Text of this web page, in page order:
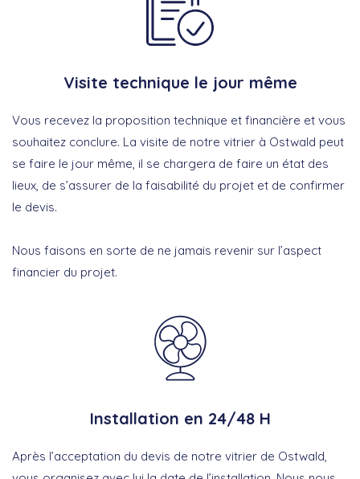
Visite technique le jour même
Vous recevez la proposition technique et financière et vous
souhaitez conclure. La visite de notre vitrier à Ostwald peut
se faire le jour même, il se chargera de faire un état des
lieux, de s’assurer de la faisabilité du projet et de confirmer
le devis.
Nous faisons en sorte de ne jamais revenir sur l’aspect
financier du projet.
Installation en 24/48 H
Après l’acceptation du devis de notre vitrier de Ostwald,